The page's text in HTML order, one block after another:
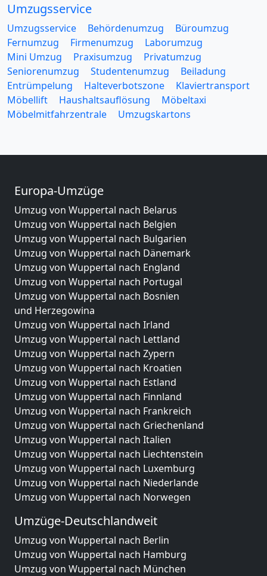
Umzugsservice
Umzugsservice Behördenumzug
Büroumzug
Fernumzug
Firmenumzug
Laborumzug
Mini Umzug
Praxisumzug
Privatumzug
Seniorenumzug
Studentenumzug
Beiladung
Entrümpelung
Halteverbotszone
Klaviertransport
Möbellift
Haushaltsauflösung
Möbeltaxi
Möbelmitfahrzentrale
Umzugskartons
Europa-Umzüge
Umzug von Wuppertal nach Belarus
Umzug von Wuppertal nach Belgien
Umzug von Wuppertal nach Bulgarien
Umzug von Wuppertal nach Dänemark
Umzug von Wuppertal nach England
Umzug von Wuppertal nach Portugal
Umzug von Wuppertal nach Bosnien
und Herzegowina
Umzug von Wuppertal nach Irland
Umzug von Wuppertal nach Lettland
Umzug von Wuppertal nach Zypern
Umzug von Wuppertal nach Kroatien
Umzug von Wuppertal nach Estland
Umzug von Wuppertal nach Finnland
Umzug von Wuppertal nach Frankreich
Umzug von Wuppertal nach Griechenland
Umzug von Wuppertal nach Italien
Umzug von Wuppertal nach Liechtenstein
Umzug von Wuppertal nach Luxemburg
Umzug von Wuppertal nach Niederlande
Umzug von Wuppertal nach Norwegen
Umzüge-Deutschlandweit
Umzug von Wuppertal nach Berlin
Umzug von Wuppertal nach Hamburg
Umzug von Wuppertal nach München